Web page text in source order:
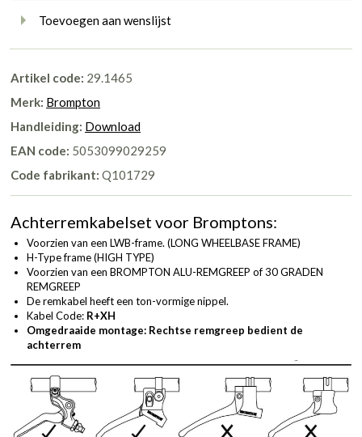
Toevoegen aan wenslijst
Artikel code: 29.1465
Merk: Brompton
Handleiding: Download
EAN code: 5053099029259
Code fabrikant: Q101729
Achterremkabelset voor Bromptons:
Voorzien van een LWB-frame. (LONG WHEELBASE FRAME)
H-Type frame (HIGH TYPE)
Voorzien van een BROMPTON ALU-REMGREEP of 30 GRADEN
REMGREEP
De remkabel heeft een ton-vormige nippel.
Kabel Code: R+XH
Omgedraaide montage: Rechtse remgreep bedient de
achterrem